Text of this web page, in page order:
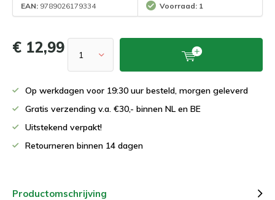
EAN: 9789026179334 Voorraad: 1
€ 12,99
Op werkdagen voor 19:30 uur besteld, morgen geleverd
Gratis verzending v.a. €30,- binnen NL en BE
Uitstekend verpakt!
Retourneren binnen 14 dagen
Productomschrijving